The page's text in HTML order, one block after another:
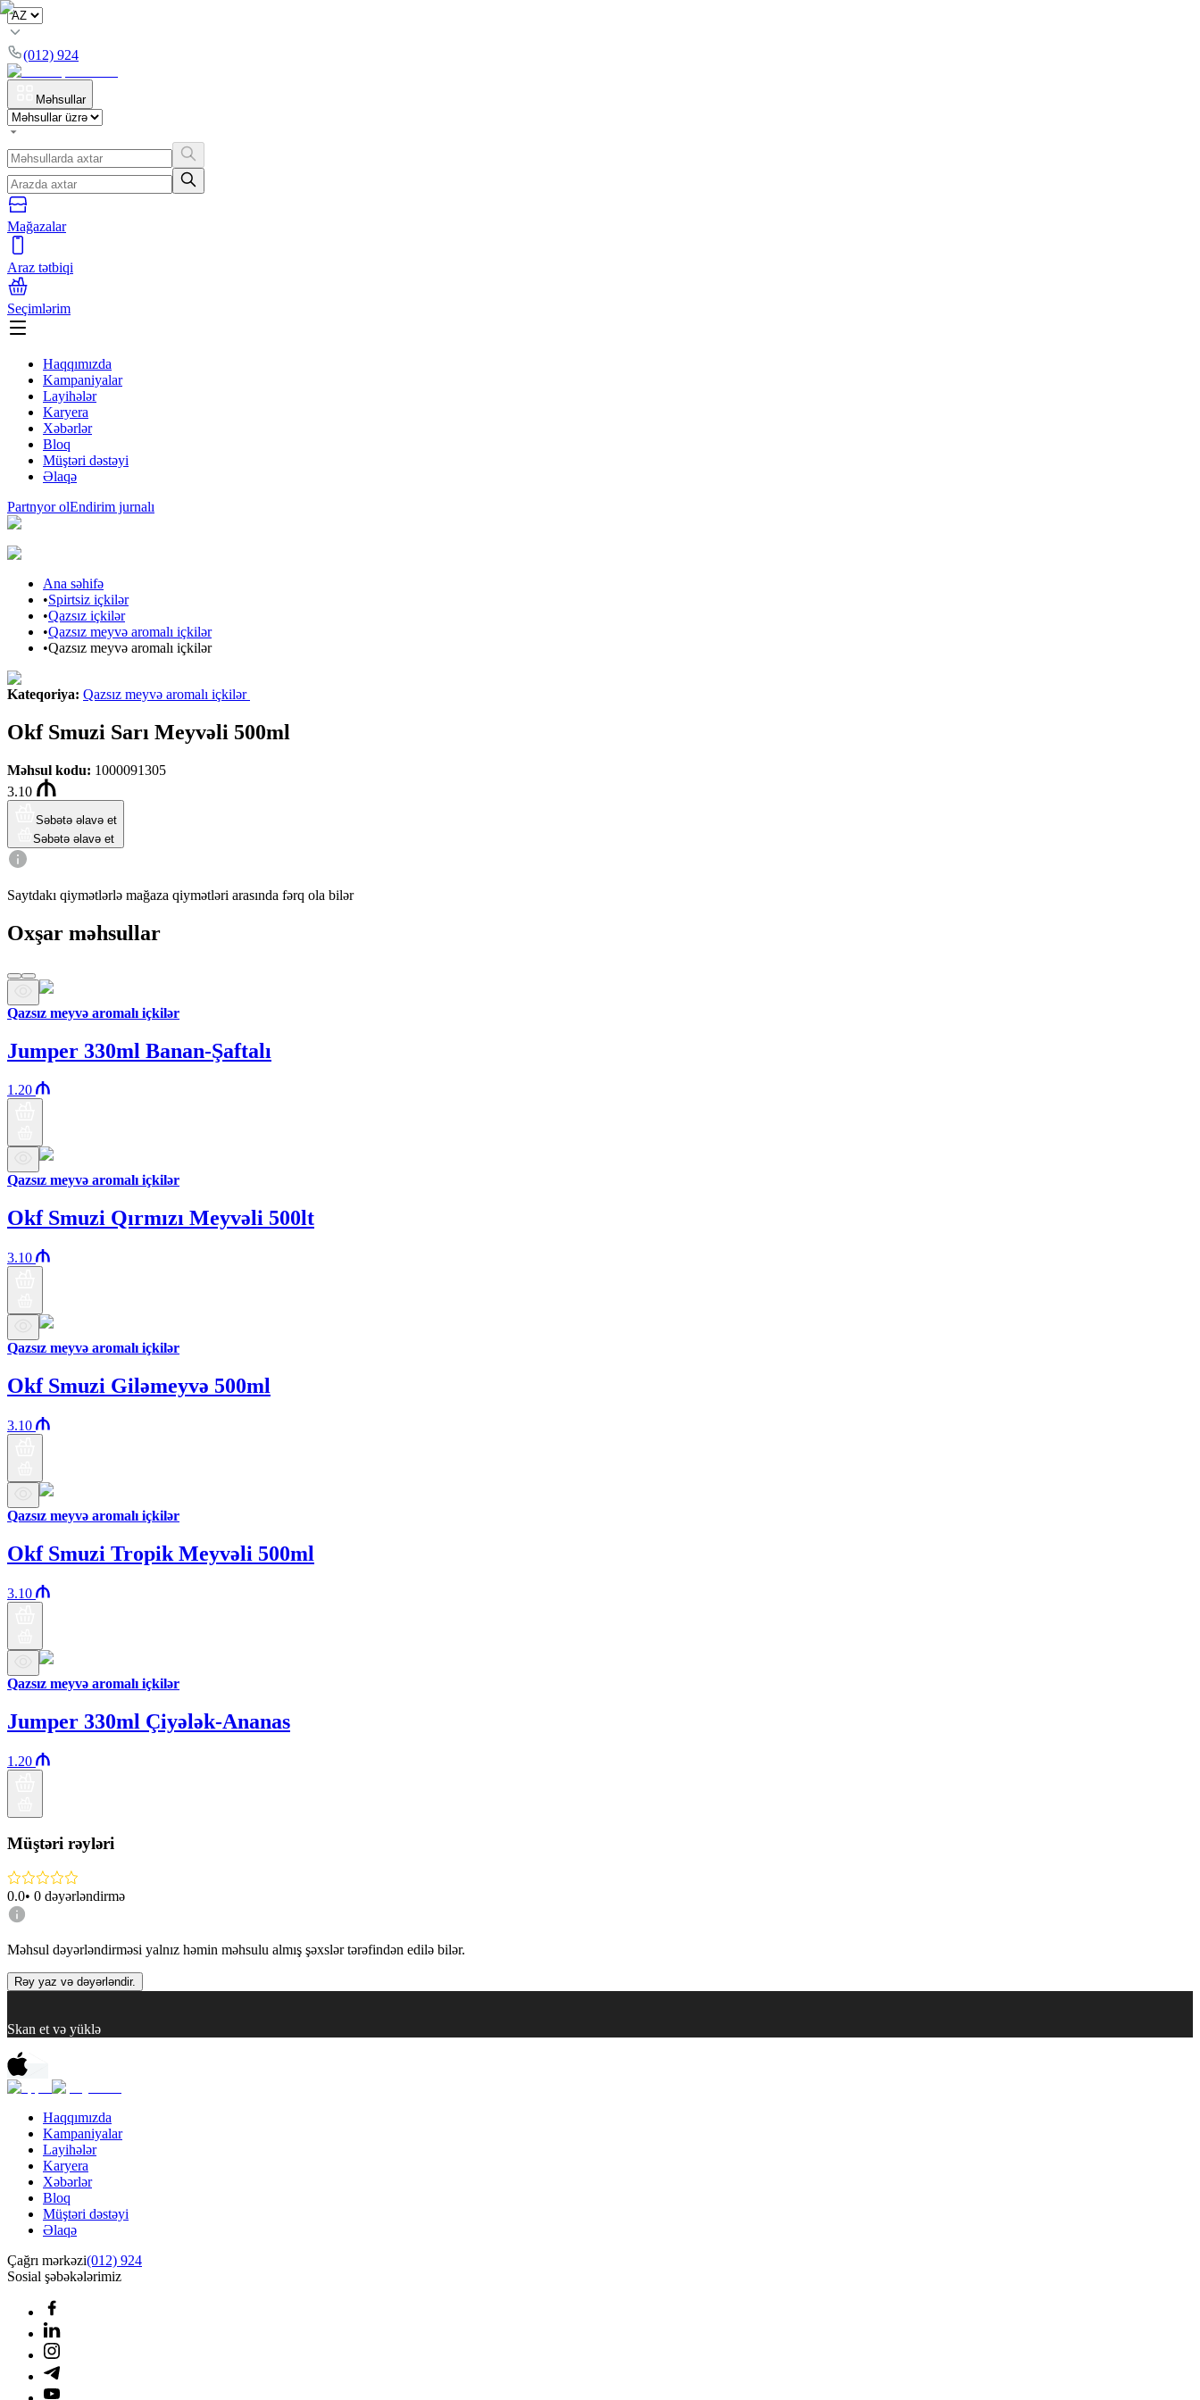
(012) 924
Məhsullar
Mağazalar
Araz tətbiqi
Seçimlərim
Haqqımızda
Kampaniyalar
Layihələr
Karyera
Xəbərlər
Bloq
Müştəri dəstəyi
Əlaqə
Partnyor olEndirim jurnalı
Ana səhifə
•Spirtsiz içkilər
•Qazsız içkilər
•Qazsız meyvə aromalı içkilər
•Qazsız meyvə aromalı içkilər
Kateqoriya: Qazsız meyvə aromalı içkilər
Okf Smuzi Sarı Meyvəli 500ml
Məhsul kodu: 1000091305
3.10
Səbətə əlavə et
Səbətə əlavə et
Saytdakı qiymətlərlə mağaza qiymətləri arasında fərq ola bilər
Oxşar məhsullar
Qazsız meyvə aromalı içkilər
Jumper 330ml Banan-Şaftalı
1.20
Qazsız meyvə aromalı içkilər
Okf Smuzi Qırmızı Meyvəli 500lt
3.10
Qazsız meyvə aromalı içkilər
Okf Smuzi Giləmeyvə 500ml
3.10
Qazsız meyvə aromalı içkilər
Okf Smuzi Tropik Meyvəli 500ml
3.10
Qazsız meyvə aromalı içkilər
Jumper 330ml Çiyələk-Ananas
1.20
Müştəri rəyləri
0.0• 0 dəyərləndirmə
Məhsul dəyərləndirməsi yalnız həmin məhsulu almış şəxslər tərəfindən edilə bilər.
Rəy yaz və dəyərləndir.
Skan et və yüklə
Haqqımızda
Kampaniyalar
Layihələr
Karyera
Xəbərlər
Bloq
Müştəri dəstəyi
Əlaqə
Çağrı mərkəzi(012) 924
Sosial şəbəkələrimiz